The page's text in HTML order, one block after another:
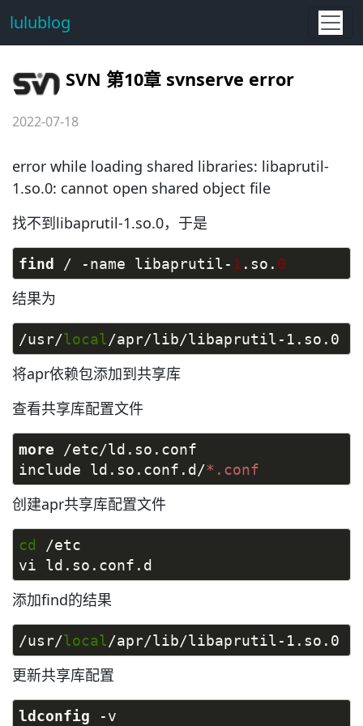
lulublog
SVN 第10章 svnserve error
2022-07-18
error while loading shared libraries: libaprutil-
1.so.0: cannot open shared object file
找不到libaprutil-1.so.0，于是
find / -name libaprutil- 1 .so. 0
结果为
/usr/local/apr/lib/libaprutil-1.so.0
将apr依赖包添加到共享库
查看共享库配置文件
more /etc/ld.so.conf
include ld.so.conf.d/*.conf
创建apr共享库配置文件
cd /etc
vi ld.so.conf.d
添加find的结果
/usr/local/apr/lib/libaprutil-1.so.0
更新共享库配置
ldconfig -v